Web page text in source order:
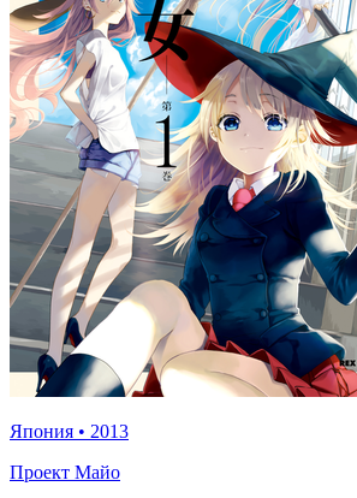
Япония • 2013
Проект Майо